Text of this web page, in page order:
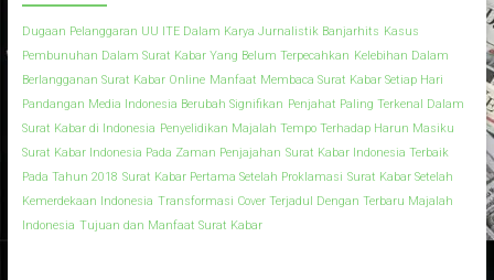
Dugaan Pelanggaran UU ITE Dalam Karya Jurnalistik Banjarhits Kasus
Pembunuhan Dalam Surat Kabar Yang Belum Terpecahkan Kelebihan Dalam
Berlangganan Surat Kabar Online Manfaat Membaca Surat Kabar Setiap Hari
Pandangan Media Indonesia Berubah Signifikan Penjahat Paling Terkenal Dalam
Surat Kabar di Indonesia Penyelidikan Majalah Tempo Terhadap Harun Masiku
Surat Kabar Indonesia Pada Zaman Penjajahan Surat Kabar Indonesia Terbaik
Pada Tahun 2018 Surat Kabar Pertama Setelah Proklamasi Surat Kabar Setelah
Kemerdekaan Indonesia Transformasi Cover Terjadul Dengan Terbaru Majalah
Indonesia Tujuan dan Manfaat Surat Kabar